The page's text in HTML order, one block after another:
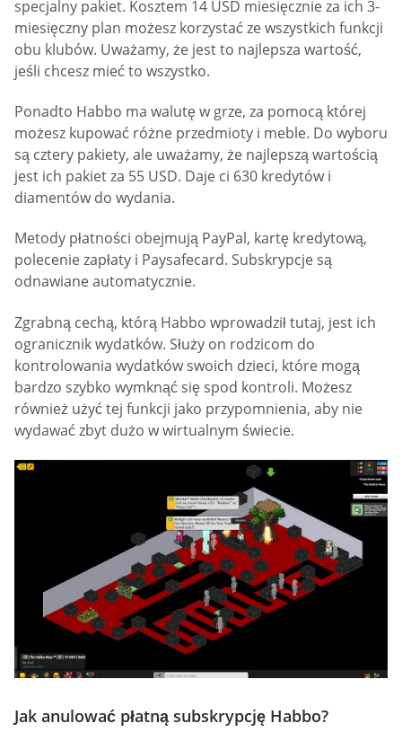
specjalny pakiet. Kosztem 14 USD miesięcznie za ich 3-
miesięczny plan możesz korzystać ze wszystkich funkcji
obu klubów. Uważamy, że jest to najlepsza wartość,
jeśli chcesz mieć to wszystko.
Ponadto Habbo ma walutę w grze, za pomocą której
możesz kupować różne przedmioty i meble. Do wyboru
są cztery pakiety, ale uważamy, że najlepszą wartością
jest ich pakiet za 55 USD. Daje ci 630 kredytów i
diamentów do wydania.
Metody płatności obejmują PayPal, kartę kredytową,
polecenie zapłaty i Paysafecard. Subskrypcje są
odnawiane automatycznie.
Zgrabną cechą, którą Habbo wprowadził tutaj, jest ich
ogranicznik wydatków. Służy on rodzicom do
kontrolowania wydatków swoich dzieci, które mogą
bardzo szybko wymknąć się spod kontroli. Możesz
również użyć tej funkcji jako przypomnienia, aby nie
wydawać zbyt dużo w wirtualnym świecie.
Jak anulować płatną subskrypcję Habbo?